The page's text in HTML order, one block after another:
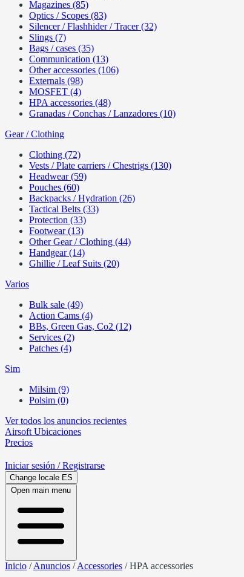
Magazines (85)
Optics / Scopes (83)
Silencer / Flashhider / Tracer (32)
Slings (7)
Bags / cases (35)
Communication (13)
Other accessories (106)
Externals (98)
MOSFET (4)
HPA accessories (48)
Granadas / Conchas / Lanzadores (10)
Gear / Clothing
Clothing (72)
Vests / Plate carriers / Chestrigs (130)
Headwear (59)
Pouches (60)
Backpacks / Hydration (26)
Tactical Belts (33)
Protection (33)
Footwear (13)
Other Gear / Clothing (44)
Handgear (14)
Ghillie / Leaf Suits (20)
Varios
Bulk sale (49)
Action Cams (4)
BBs, Green Gas, Co2 (12)
Services (2)
Patches (4)
Sim
Milsim (9)
Polsim (0)
Ver todos los anuncios recientes
Airsoft Ubicaciones
Precios
Iniciar sesión / Registrarse
Change locale ES
Open main menu
Inicio /Anuncios /Accessories /HPA accessories